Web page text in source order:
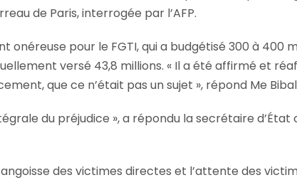
de Paris, interrogée par l’AFP.
pour le FGTI, qui a budgétisé 300 à 400
versé 43,8 millions. « Il a été affirmé et
que ce n’était pas un sujet », répond Me
du préjudice », a répondu la secrétaire
des victimes directes et l’attente des